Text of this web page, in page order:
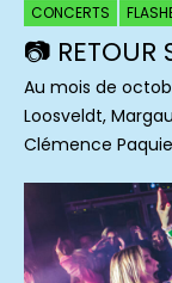
CONCERTS
📷 RETOUR
Au mois de
Loosveldt,
Clémence